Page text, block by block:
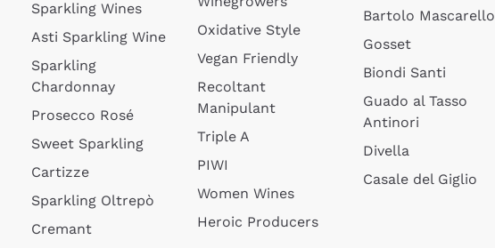
Sparkling Wines
Asti Sparkling Wine
Sparkling
Chardonnay
Prosecco Rosé
Sweet Sparkling
Cartizze
Sparkling Oltrepò
Cremant
Oxidative Style
Vegan Friendly
Recoltant
Manipulant
Triple A
PIWI
Women Wines
Heroic Producers
Bartolo Mascarello
Gosset
Biondi Santi
Guado al Tasso
Antinori
Divella
Casale del Giglio